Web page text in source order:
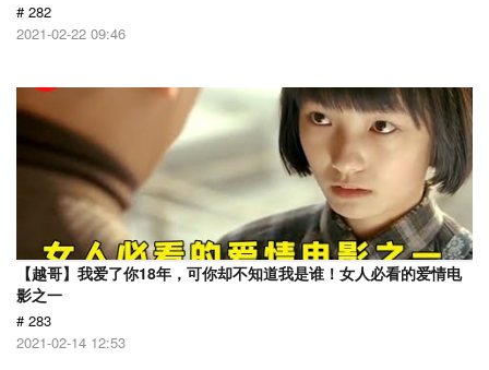
# 282
2021-02-22 09:46
【越哥】我爱了你18年，可你却不知道我是谁！女人必看的爱情电
影之一
# 283
2021-02-14 12:53